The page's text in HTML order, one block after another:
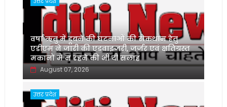
वर्षा ऋतु में डूबने की घटनाओं की रोकथाम हेतु
एडीएम ने जारी की एडवाइजरी, जर्जर एवं क्षतिग्रस्त
मकानों में न रहने की भी दी सलाह
August 07, 2026
उत्तर प्रदेश